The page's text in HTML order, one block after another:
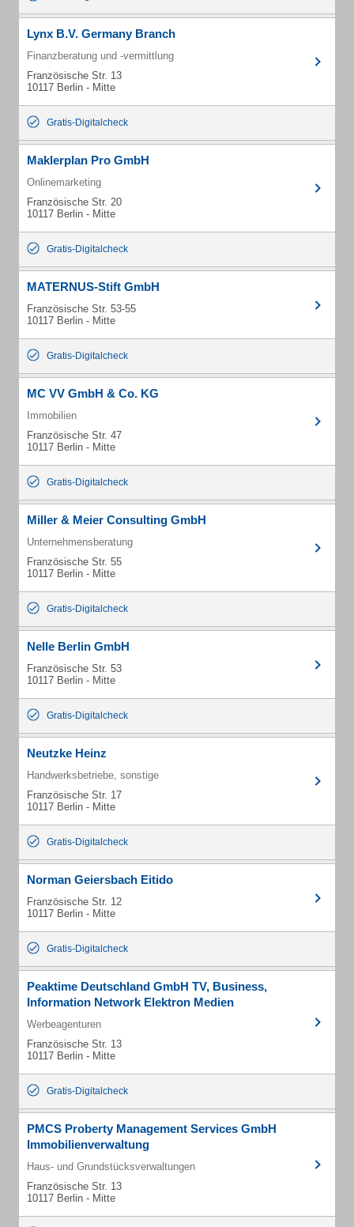
Lynx B.V. Germany Branch
Finanzberatung und -vermittlung
Französische Str. 13
10117 Berlin - Mitte
Gratis-Digitalcheck
Maklerplan Pro GmbH
Onlinemarketing
Französische Str. 20
10117 Berlin - Mitte
Gratis-Digitalcheck
MATERNUS-Stift GmbH
Französische Str. 53-55
10117 Berlin - Mitte
Gratis-Digitalcheck
MC VV GmbH & Co. KG
Immobilien
Französische Str. 47
10117 Berlin - Mitte
Gratis-Digitalcheck
Miller & Meier Consulting GmbH
Unternehmensberatung
Französische Str. 55
10117 Berlin - Mitte
Gratis-Digitalcheck
Nelle Berlin GmbH
Französische Str. 53
10117 Berlin - Mitte
Gratis-Digitalcheck
Neutzke Heinz
Handwerksbetriebe, sonstige
Französische Str. 17
10117 Berlin - Mitte
Gratis-Digitalcheck
Norman Geiersbach Eitido
Französische Str. 12
10117 Berlin - Mitte
Gratis-Digitalcheck
Peaktime Deutschland GmbH TV, Business,
Information Network Elektron Medien
Werbeagenturen
Französische Str. 13
10117 Berlin - Mitte
Gratis-Digitalcheck
PMCS Proberty Management Services GmbH
Immobilienverwaltung
Haus- und Grundstücksverwaltungen
Französische Str. 13
10117 Berlin - Mitte